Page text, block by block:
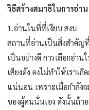
วิธีสร้างสมาธิในการอ่าน
1.อ่านในที่ที่เงียบ สงบ
สถานที่อ่านเป็นสิ่งสำคัญ
เป็นอย่างดี การเลือกอ่า
เสียงดัง คงไม่ทำให้เราเ
แน่นอน เพราะเมื่อกำลังจ
ของผู้คนนั่นเอง ดังนั้นถ้า